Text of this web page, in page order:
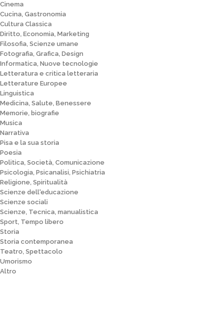
Cinema
Cucina, Gastronomia
Cultura Classica
Diritto, Economia, Marketing
Filosofia, Scienze umane
Fotografia, Grafica, Design
Informatica, Nuove tecnologie
Letteratura e critica letteraria
Letterature Europee
Linguistica
Medicina, Salute, Benessere
Memorie, biografie
Musica
Narrativa
Pisa e la sua storia
Poesia
Politica, Società, Comunicazione
Psicologia, Psicanalisi, Psichiatria
Religione, Spiritualità
Scienze dell'educazione
Scienze sociali
Scienze, Tecnica, manualistica
Sport, Tempo libero
Storia
Storia contemporanea
Teatro, Spettacolo
Umorismo
Altro